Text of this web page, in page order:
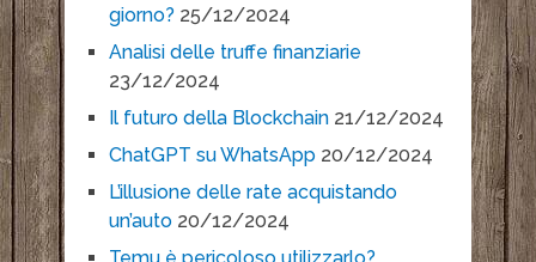
giorno? 25/12/2024
Analisi delle truffe finanziarie
23/12/2024
Il futuro della Blockchain 21/12/2024
ChatGPT su WhatsApp 20/12/2024
L’illusione delle rate acquistando
un’auto 20/12/2024